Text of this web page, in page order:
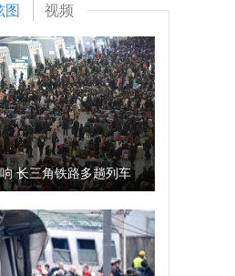
图 视频
长三角铁路多趟列车